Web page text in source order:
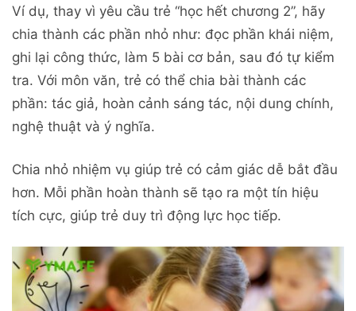
Ví dụ, thay vì yêu cầu trẻ “học hết chương 2”, hãy
chia thành các phần nhỏ như: đọc phần khái niệm,
ghi lại công thức, làm 5 bài cơ bản, sau đó tự kiểm
tra. Với môn văn, trẻ có thể chia bài thành các
phần: tác giả, hoàn cảnh sáng tác, nội dung chính,
nghệ thuật và ý nghĩa.
Chia nhỏ nhiệm vụ giúp trẻ có cảm giác dễ bắt đầu
hơn. Mỗi phần hoàn thành sẽ tạo ra một tín hiệu
tích cực, giúp trẻ duy trì động lực học tiếp.